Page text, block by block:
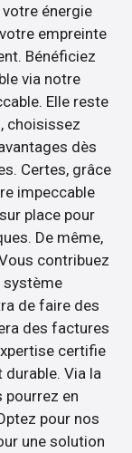
énergie
empreinte
Bénéficiez
via notre
Elle reste
choisissez
dès
Certes, grâce
impeccable
place pour
De même,
contribuez
système
de faire des
des factures
certifie
Via la
pourrez en
pour nos
une solution